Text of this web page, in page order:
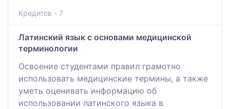
Кредитов - 7
Латинский язык с основами медицинской
терминологии
Освоение студентами правил грамотно
использовать медицинские термины, а также
уметь оценивать информацию об
использовании латинского языка в